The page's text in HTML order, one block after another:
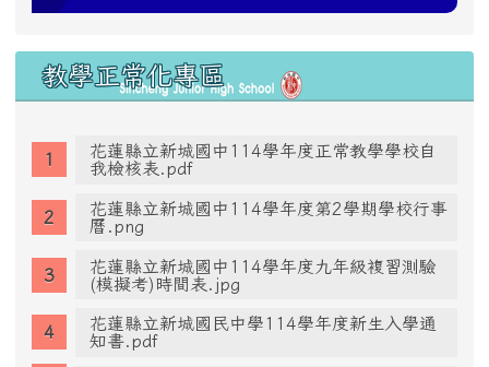
教學正常化專區
花蓮縣立新城國中114學年度正常教學學校自
我檢核表.pdf
花蓮縣立新城國中114學年度第2學期學校行事
曆.png
花蓮縣立新城國中114學年度九年級複習測驗
(模擬考)時間表.jpg
花蓮縣立新城國民中學114學年度新生入學通
知書.pdf